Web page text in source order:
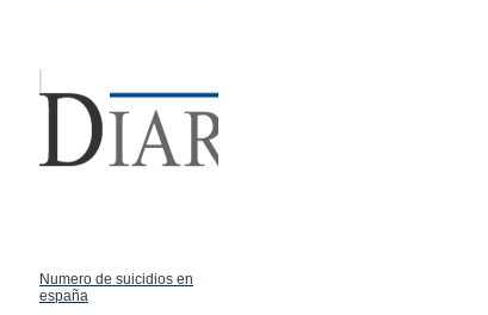
Numero de suicidios en
españa